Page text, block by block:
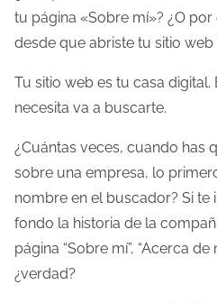
p
o
e
l
u
tu página «Sobre mí»? ¿O
desde que abriste tu sitio
Tu sitio web es tu casa
necesita va a buscarte.
¿Cuántas veces, cuando has
sobre una empresa, lo
nombre en el buscador? Si te
fondo la historia de la
página “Sobre mí”, “Acerca de
¿verdad?